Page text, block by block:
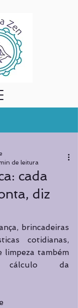
cada
diz
de leitura
brincadeiras
cotidianas,
limpeza também
da